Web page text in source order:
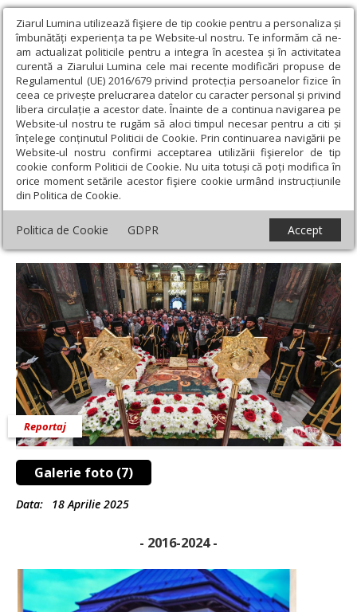
Ziarul Lumina utilizează fişiere de tip cookie pentru a personaliza și
îmbunătăți experiența ta pe Website-ul nostru. Te informăm că ne-
am actualizat politicile pentru a integra în acestea și în activitatea
curentă a Ziarului Lumina cele mai recente modificări propuse de
Regulamentul (UE) 2016/679 privind protecția persoanelor fizice în
ceea ce privește prelucrarea datelor cu caracter personal și privind
libera circulație a acestor date. Înainte de a continua navigarea pe
Website-ul nostru te rugăm să aloci timpul necesar pentru a citi și
înțelege conținutul Politicii de Cookie. Prin continuarea navigării pe
Website-ul nostru confirmi acceptarea utilizării fişierelor de tip
cookie conform Politicii de Cookie. Nu uita totuși că poți modifica în
orice moment setările acestor fişiere cookie urmând instrucțiunile
din Politica de Cookie.
Politica de Cookie GDPR Accept
Ziarul Lumina › Societate › Reportaj › Sclipirile Luminii: Vecernia
scoaterii Sfântului Epitaf şi Denia Prohodului Domnului la Catedrala
Patriarhală
Sclipirile Luminii: Vecernia scoaterii
Sfântului Epitaf şi Denia Prohodului
Domnului la Catedrala Patriarhală
Galerie foto (7)
Reportaj
Data: 18 Aprilie 2025
- 2016-2024 -